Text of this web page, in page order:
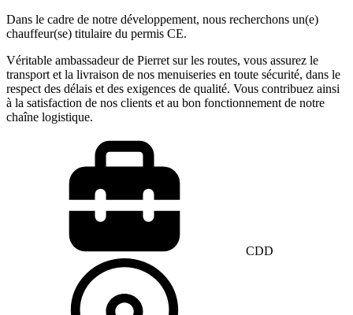
Dans le cadre de notre développement, nous recherchons un(e)
chauffeur(se) titulaire du permis CE.
Véritable ambassadeur de Pierret sur les routes, vous assurez le
transport et la livraison de nos menuiseries en toute sécurité, dans le
respect des délais et des exigences de qualité. Vous contribuez ainsi
à la satisfaction de nos clients et au bon fonctionnement de notre
chaîne logistique.
CDD